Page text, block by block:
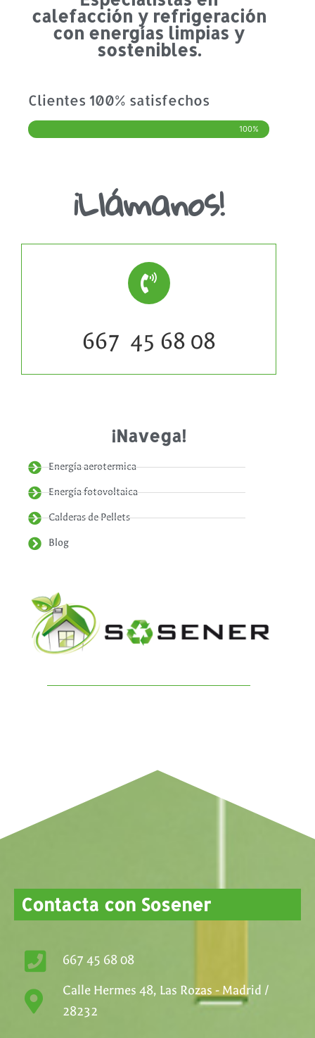
calefacción y refrigeración
con energías limpias y
sostenibles.
Clientes 100% satisfechos
100%
¡Llámanos!
667 45 68 08
¡Navega!
Energía aerotermica
Energía fotovoltaica
Calderas de Pellets
Blog
Contacta con Sosener
667 45 68 08
Calle Hermes 48, Las Rozas - Madrid /
28232